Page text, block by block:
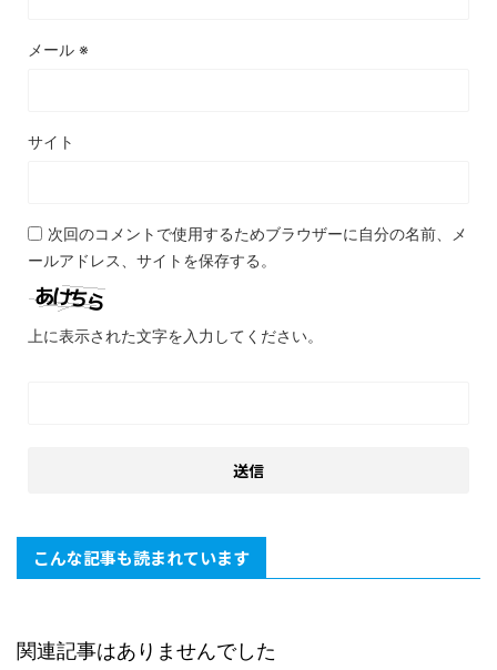
メール ※
サイト
次回のコメントで使用するためブラウザーに自分の名前、メ
ールアドレス、サイトを保存する。
上に表示された文字を入力してください。
こんな記事も読まれています
関連記事はありませんでした